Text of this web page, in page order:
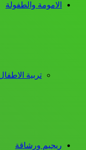
الامومة والطفولة
تربية
ريجيم ورشاقة